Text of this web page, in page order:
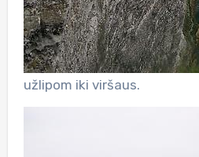
užlipom iki viršaus.